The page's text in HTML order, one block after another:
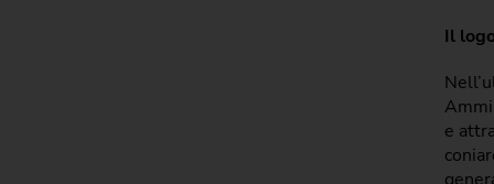
Il
e